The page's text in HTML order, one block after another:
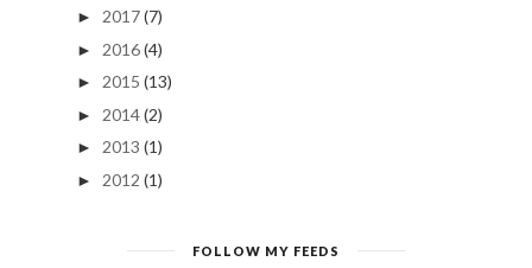
► 2017(7)
► 2016(4)
► 2015 (13)
► 2014(2)
► 2013 (1)
► 2012 (1)
FOLLOW MY FEEDS